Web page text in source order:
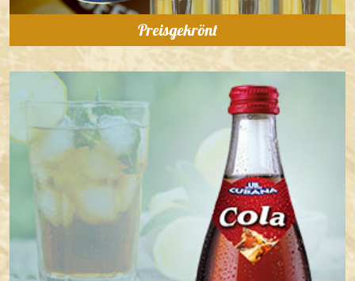
Preisgekrönt